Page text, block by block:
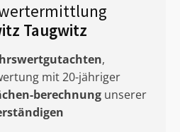
Taugwitz
,
mit 20-jähriger
berechnung unserer